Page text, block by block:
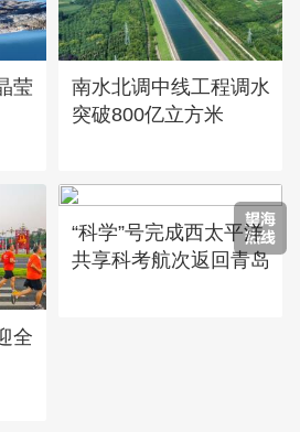
莹
南水北调中线工程调水
突破800亿立方米
全
“科学”号完成西太平洋
共享科考航次返回青岛